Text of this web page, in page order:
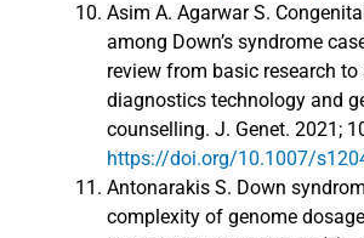
Asim A. Agarwar S.
among Down’s syndrome
review from basic research to
diagnostics technology and
counselling. J. Genet. 2021;
https://doi.org/10.1007/
Antonarakis S. Down
complexity of genome